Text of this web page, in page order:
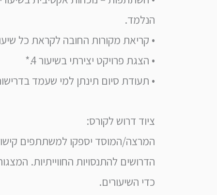
הנלמד.
• קריאת מקורות החובה לקראת כל
• הצגת פרויקט יצירתי בשיעור 4.*
• תעודת סיום תינתן למי שעמד
ציוד דרוש לקורס:
המרצה/המוסד יספקו למשתתפים
הדרושים להתנסויות החווייתיות.
כדי השיעורים.